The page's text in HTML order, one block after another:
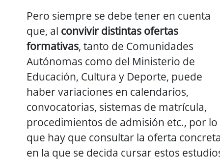
Pero siempre se debe tener en cuenta
que, al convivir distintas ofertas
formativas, tanto de Comunidades
Autónomas como del Ministerio de
Educación, Cultura y Deporte, puede
haber variaciones en calendarios,
convocatorias, sistemas de matrícula,
procedimientos de admisión etc., por lo
que hay que consultar la oferta
en la que se decida cursar estos